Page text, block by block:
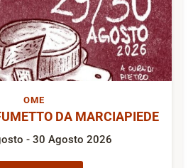
OME
DA MARCIAPIEDE
- 30 Agosto 2026